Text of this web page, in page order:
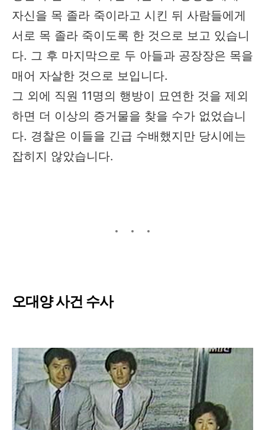
자신을 목 졸라 죽이라고 시킨 뒤 사람들에게
서로 목 졸라 죽이도록 한 것으로 보고 있습니
다. 그 후 마지막으로 두 아들과 공장장은 목을
매어 자살한 것으로 보입니다.
그 외에 직원 11명의 행방이 묘연한 것을 제외
하면 더 이상의 증거물을 찾을 수가 없었습니
다. 경찰은 이들을 긴급 수배했지만 당시에는
잡히지 않았습니다.
오대양 사건 수사